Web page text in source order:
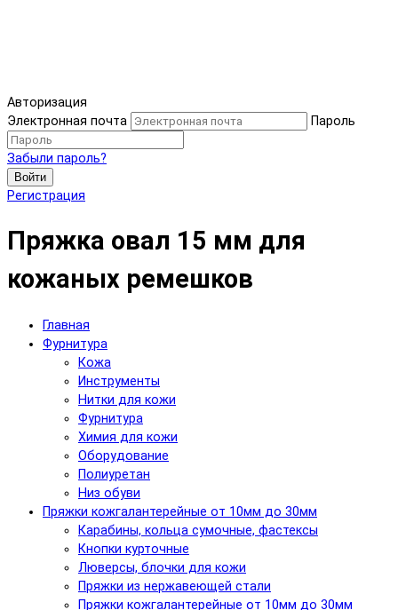
Авторизация
Электронная почта
Пароль
Забыли пароль?
Войти
Регистрация
Пряжка овал 15 мм для
кожаных ремешков
Главная
Фурнитура
Кожа
Инструменты
Нитки для кожи
Фурнитура
Химия для кожи
Оборудование
Полиуретан
Низ обуви
Пряжки кожгалантерейные от 10мм до 30мм
Карабины, кольца сумочные, фастексы
Кнопки курточные
Люверсы, блочки для кожи
Пряжки из нержавеющей стали
Пряжки кожгалантерейные от 10мм до 30мм